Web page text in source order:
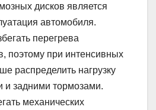
дисков является
автомобиля.
перегрева
поэтому при интенсивных
распределить нагрузку
и задними тормозами.
механических